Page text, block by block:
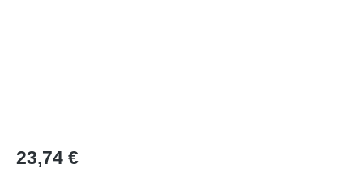
Regulärer Preis:
23,74 €